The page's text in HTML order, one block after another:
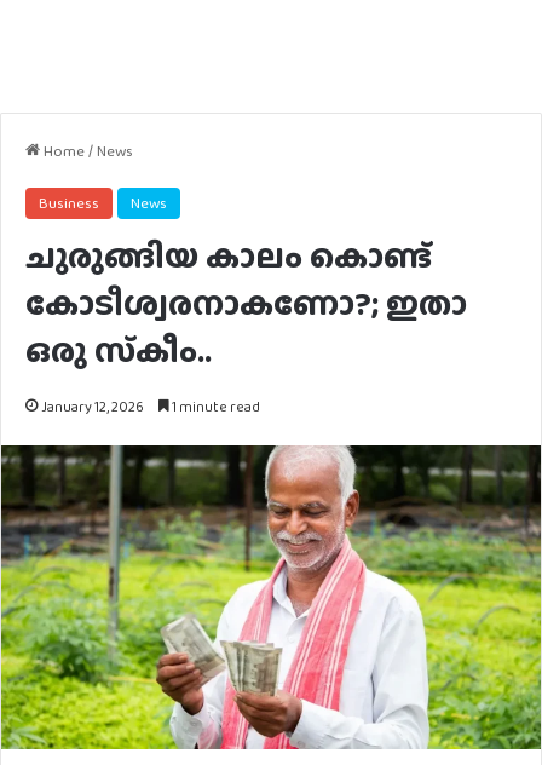
Home/News
Business News
ചുരുങ്ങിയ കാലം കൊണ്ട്
കോടീശ്വരനാകണോ?; ഇതാ
ഒരു സ്‌കീം..
January 12, 2026 1 minute read